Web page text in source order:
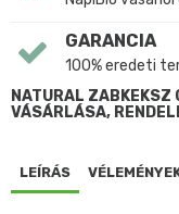
GARANCIA
100% eredeti
NATURAL ZABKEKSZ
VÁSÁRLÁSA,
LEÍRÁS